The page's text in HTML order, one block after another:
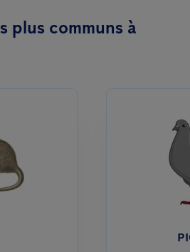
plus communs à